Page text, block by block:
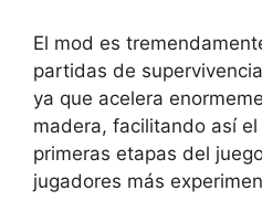
El mod es
partidas de
ya que acelera
madera, facilitando así
primeras etapas del
jugadores más